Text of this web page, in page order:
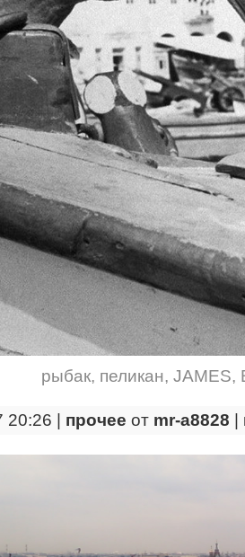
рыбак, пеликан, JAMES,
20:26 | прочее от mr-a8828